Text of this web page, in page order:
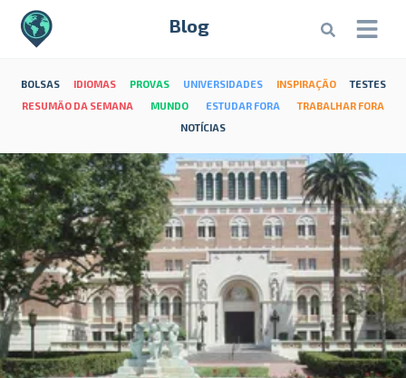
Blog
BOLSAS IDIOMAS PROVAS UNIVERSIDADES INSPIRAÇÃO
TESTES
RESUMÃO DA SEMANA
MUNDO ESTUDAR FORA
TRABALHAR FORA
NOTÍCIAS